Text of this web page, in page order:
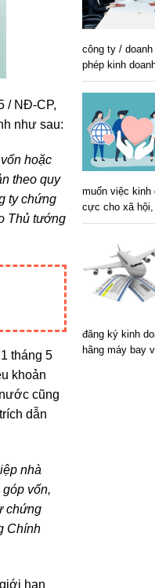
/ NĐ-CP,
như sau:
hoặc
theo quy
ty chứng
Thủ tướng
tháng 5
khoản
cũng
dẫn
nhà
vốn,
chứng
Chính
hạn
công ty /
phép kinh
muốn việc kinh
cực cho xã
đăng ký kinh
hãng máy bay